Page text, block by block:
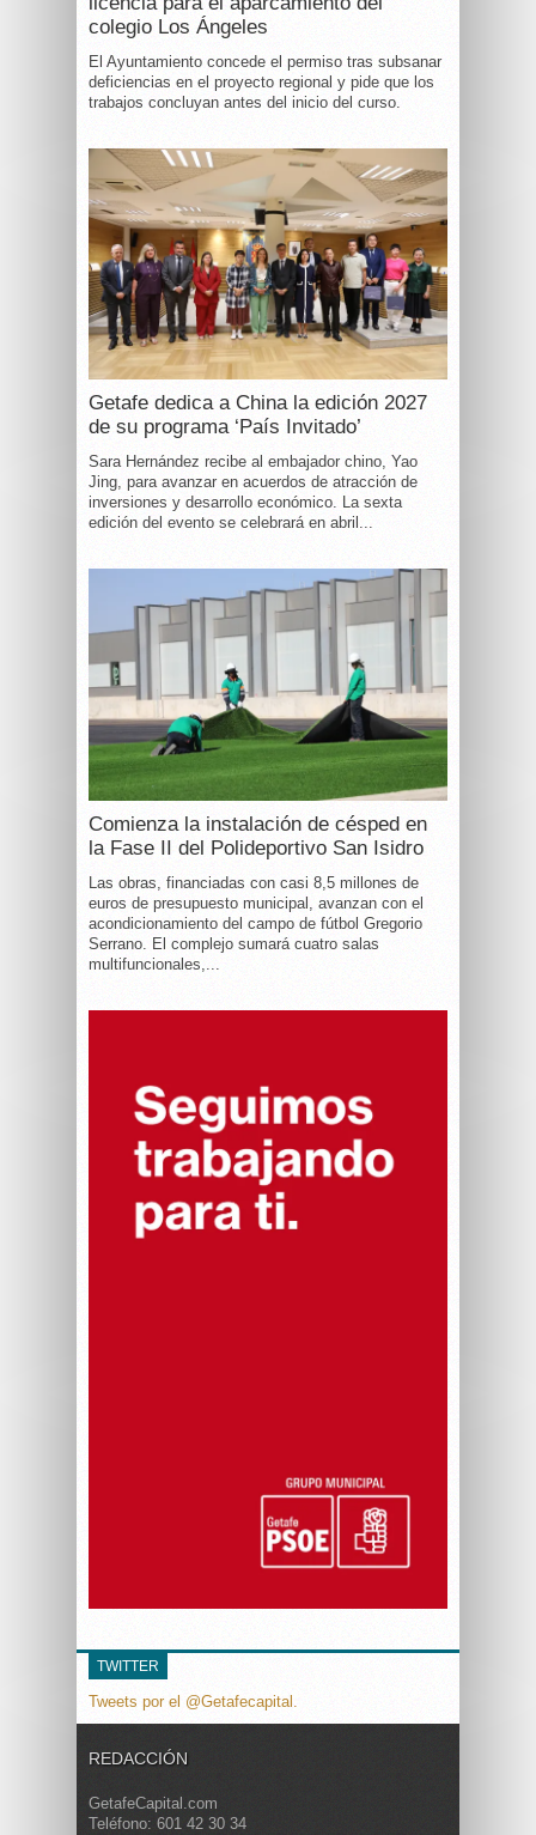
colegio Los Ángeles
El Ayuntamiento concede el permiso tras subsanar
deficiencias en el proyecto regional y pide que los
trabajos concluyan antes del inicio del curso.
Getafe dedica a China la edición 2027
de su programa ‘País Invitado’
Sara Hernández recibe al embajador chino, Yao
Jing, para avanzar en acuerdos de atracción de
inversiones y desarrollo económico. La sexta
edición del evento se celebrará en abril...
Comienza la instalación de césped en
la Fase II del Polideportivo San Isidro
Las obras, financiadas con casi 8,5 millones de
euros de presupuesto municipal, avanzan con el
acondicionamiento del campo de fútbol Gregorio
Serrano. El complejo sumará cuatro salas
multifuncionales,...
TWITTER
Tweets por el @Getafecapital.
REDACCIÓN
GetafeCapital.com
Teléfono: 601 42 30 34